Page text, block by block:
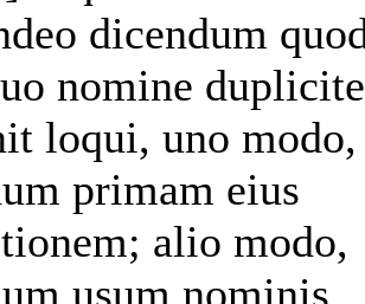
dicendum
nomine
loqui, uno modo,
primam eius
alio modo,
usum nominis.